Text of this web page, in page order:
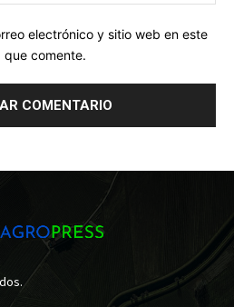
electrónico y sitio web en este
comente.